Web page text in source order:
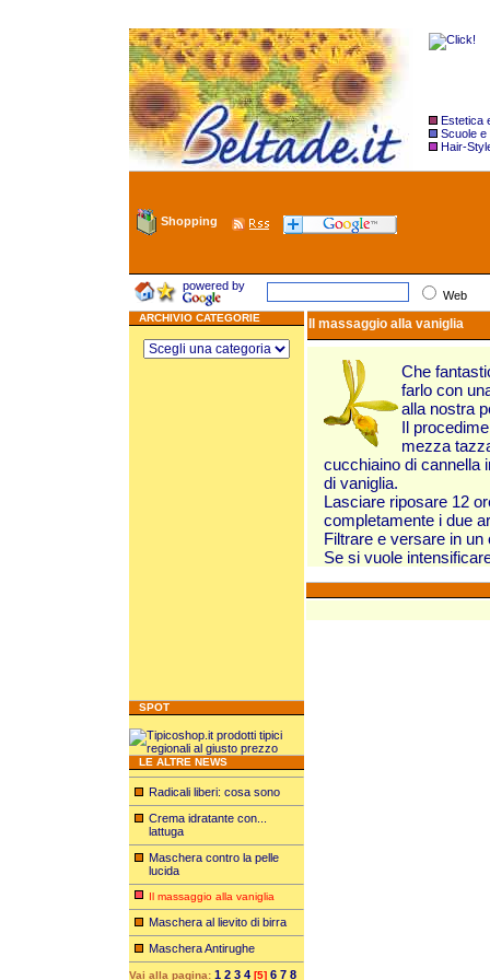
Estetica
Scuole e
Hair-
Shopping
powered by
Web
ARCHIVIO CATEGORIE
SPOT
LE ALTRE NEWS
Radicali liberi: cosa sono
Crema idratante con...
lattuga
Maschera contro la pelle
lucida
Il massaggio alla vaniglia
Maschera al lievito di birra
Maschera Antirughe
Vai alla pagina: 1 2 3 4 [5] 6 7 8
Il massaggio alla vaniglia
Che
farlo con
alla nostra
Il
mezza
cucchiaino di cannella
di vaniglia.
Lasciare riposare 12
completamente i due
Filtrare e versare in
Se si vuole